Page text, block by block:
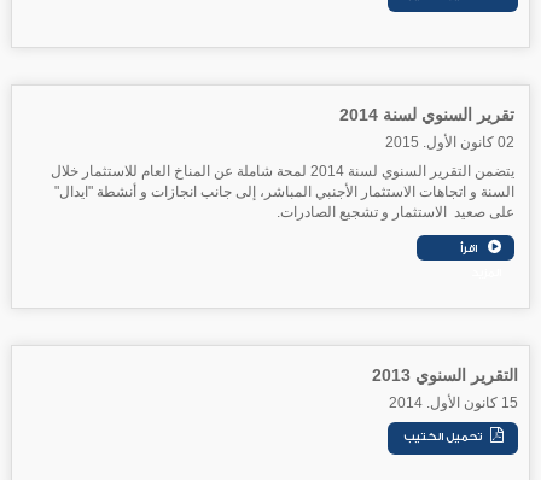
تقرير السنوي لسنة 2014
02 كانون الأول. 2015
يتضمن التقرير السنوي لسنة 2014 لمحة شاملة عن المناخ العام للاستثمار خلال
السنة و اتجاهات الاستثمار الأجنبي المباشر، إلى جانب انجازات و أنشطة "ايدال"
على صعيد الاستثمار و تشجيع الصادرات.
التقرير السنوي 2013
15 كانون الأول. 2014